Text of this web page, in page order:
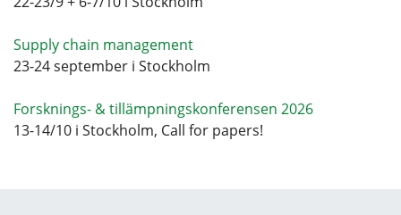
Supply chain management
23-24 september i Stockholm
Forsknings- & tillämpningskonferensen 2026
13-14/10 i Stockholm, Call for papers!